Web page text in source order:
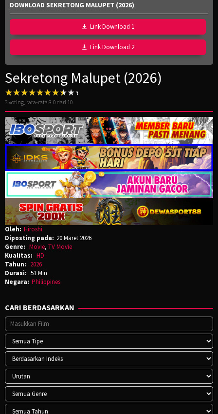
DOWNLOAD SEKRETONG MALUPET (2026)
Link Download 1
Link Download 2
Sekretong Malupet (2026)
3 voting, rata-rata 8.0 dari 10
Oleh: Hiroshi
Diposting pada: 20 Maret 2026
Genre: Movie, TV Movie
Kualitas: HD
Tahun: 2026
Durasi: 51 Min
Negara: Philippines
CARI BERDASARKAN